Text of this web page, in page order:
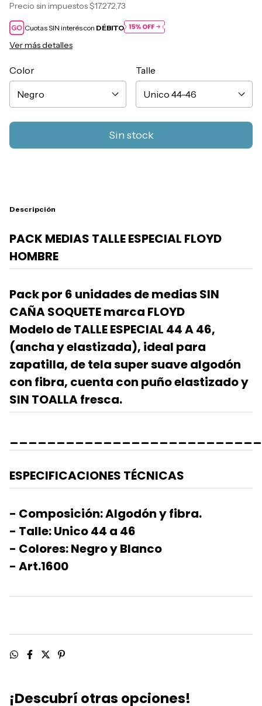
Precio sin impuestos$17.272,73
Cuotas SIN interés con DÉBITO
Ver más detalles
Color Talle
Descripción
PACK MEDIAS TALLE ESPECIAL FLOYD
HOMBRE
Pack por 6 unidades de medias SIN
CAÑA SOQUETE marca FLOYD
Modelo de TALLE ESPECIAL 44 A 46,
(ancha y elastizada), ideal para
zapatilla, de tela super suave algodón
con fibra, cuenta con puño elastizado y
SIN TOALLA fresca.
ESPECIFICACIONES TÉCNICAS
- Composición: Algodón y fibra.
- Talle: Unico 44 a 46
- Colores: Negro y Blanco
- Art.1600
¡Descubrí otras opciones!